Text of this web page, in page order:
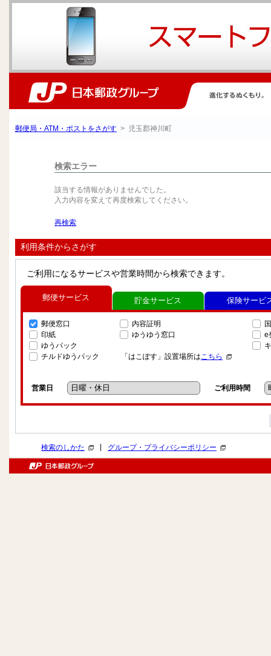
郵便局・ATM・ポストをさがす > 児玉郡神川町
検索エラー
該当する情報がありませんでした。
入力内容を変えて再度検索してください。
再検索
利用条件からさがす
ご利用になるサービスや営業時間から検索できます。
郵便サービス
郵便窓口
印紙
ゆうパック
チルドゆうパック
内容証明
ゆうゆう窓口
「はこぽす」設置場所はこちら
e
営業日 ご利用時間
貯金サービス 保険サービ
検索のしかた グループ・プライバシーポリシー